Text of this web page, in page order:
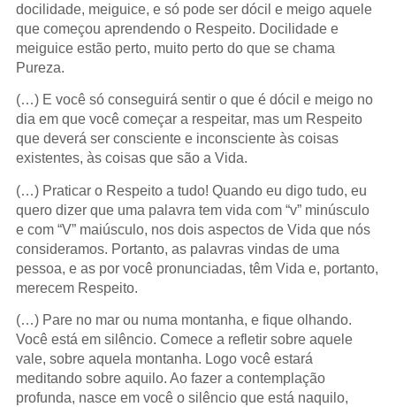
docilidade, meiguice, e só pode ser dócil e meigo aquele
que começou aprendendo o Respeito. Docilidade e
meiguice estão perto, muito perto do que se chama
Pureza.
(…) E você só conseguirá sentir o que é dócil e meigo no
dia em que você começar a respeitar, mas um Respeito
que deverá ser consciente e inconsciente às coisas
existentes, às coisas que são a Vida.
(…) Praticar o Respeito a tudo! Quando eu digo tudo, eu
quero dizer que uma palavra tem vida com “v” minúsculo
e com “V” maiúsculo, nos dois aspectos de Vida que nós
consideramos. Portanto, as palavras vindas de uma
pessoa, e as por você pronunciadas, têm Vida e, portanto,
merecem Respeito.
(…) Pare no mar ou numa montanha, e fique olhando.
Você está em silêncio. Comece a refletir sobre aquele
vale, sobre aquela montanha. Logo você estará
meditando sobre aquilo. Ao fazer a contemplação
profunda, nasce em você o silêncio que está naquilo,